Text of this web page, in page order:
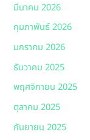
มีนาคม 2026
กุมภาพันธ์ 2026
มกราคม 2026
ธันวาคม 2025
พฤศจิกายน 2025
ตุลาคม 2025
กันยายน 2025